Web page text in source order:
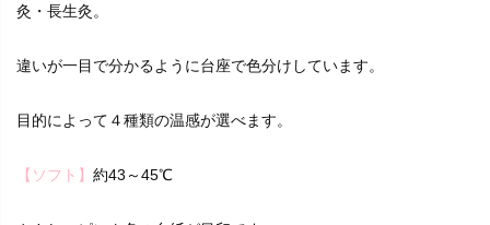
灸・長生灸。
違いが一目で分かるように台座で色分けしています。
目的によって４種類の温感が選べます。
【ソフト】 約43～45℃